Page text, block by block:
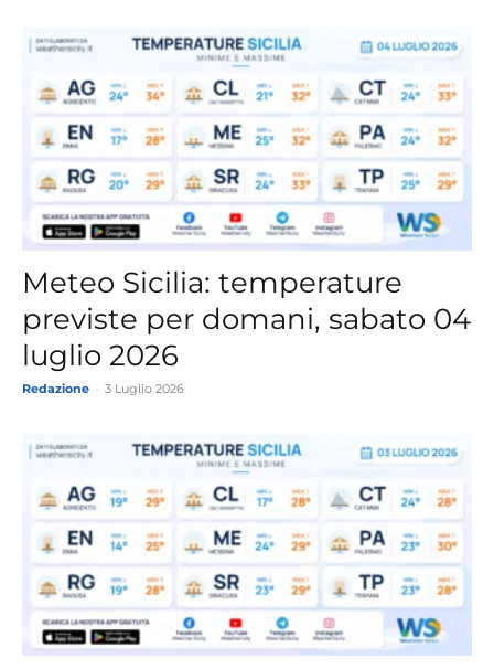
Meteo Sicilia: temperature
previste per domani, sabato 04
luglio 2026
Redazione 3 Luglio 2026